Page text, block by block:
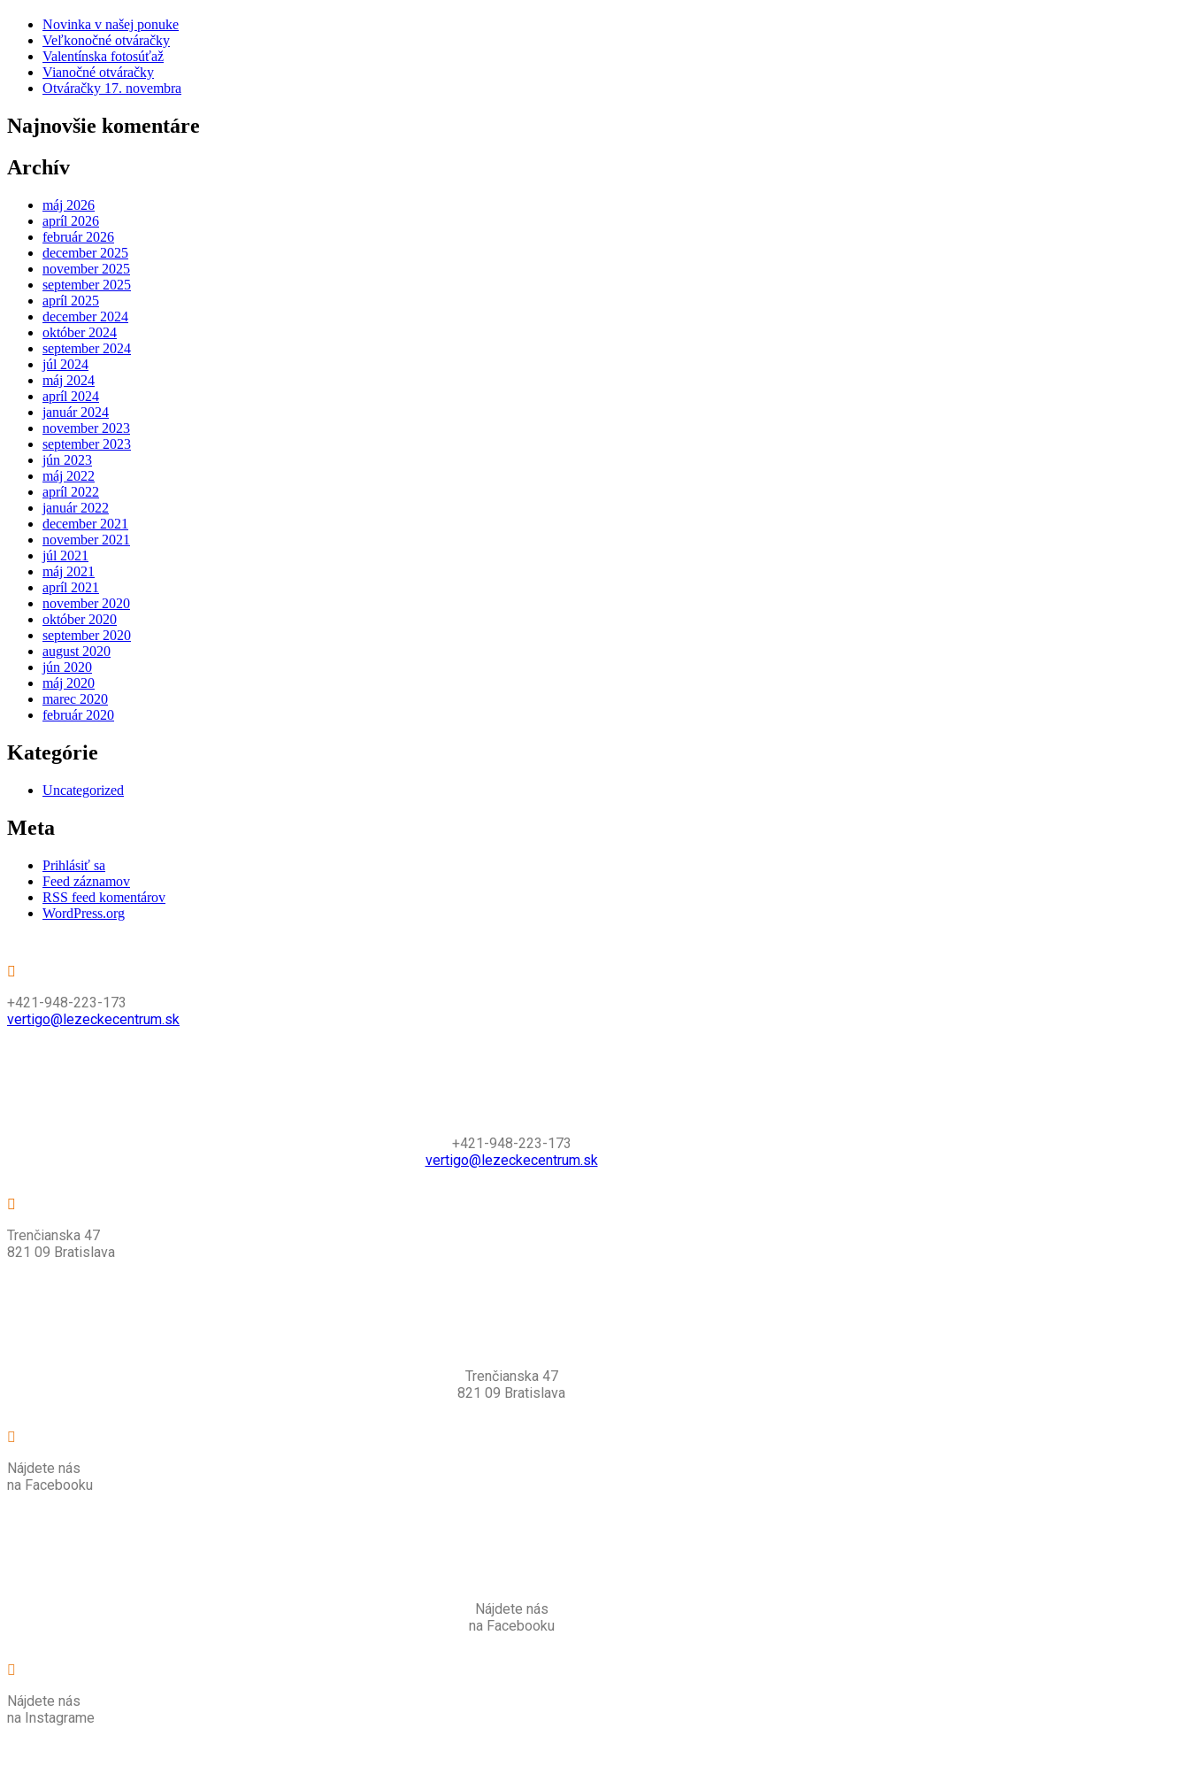
Novinka v našej ponuke
Veľkonočné otváračky
Valentínska fotosúťaž
Vianočné otváračky
Otváračky 17. novembra
Najnovšie komentáre
Archív
máj 2026
apríl 2026
február 2026
december 2025
november 2025
september 2025
apríl 2025
december 2024
október 2024
september 2024
júl 2024
máj 2024
apríl 2024
január 2024
november 2023
september 2023
jún 2023
máj 2022
apríl 2022
január 2022
december 2021
november 2021
júl 2021
máj 2021
apríl 2021
november 2020
október 2020
september 2020
august 2020
jún 2020
máj 2020
marec 2020
február 2020
Kategórie
Uncategorized
Meta
Prihlásiť sa
Feed záznamov
RSS feed komentárov
WordPress.org
+421-948-223-173
vertigo@lezeckecentrum.sk
+421-948-223-173
vertigo@lezeckecentrum.sk
Trenčianska 47
821 09 Bratislava
Trenčianska 47
821 09 Bratislava
Nájdete nás
na Facebooku
Nájdete nás
na Facebooku
Nájdete nás
na Instagrame